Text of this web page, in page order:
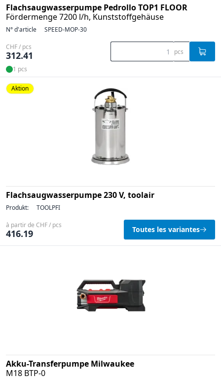
Flachsaugwasserpumpe Pedrollo TOP1 FLOOR
Fördermenge 7200 l/h, Kunststoffgehäuse
N° d'article SPEED-MOP-30
CHF / pcs
312.41 pcs
1 pcs
Aktion
Flachsaugwasserpumpe 230 V, toolair
Produkt: TOOLPFI
à partir de CHF / pcs
416.19 Toutes les variantes
Akku-Transferpumpe Milwaukee
M18 BTP-0